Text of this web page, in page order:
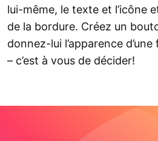
lui-même, le texte et l’icône
de la bordure. Créez un
donnez-lui l’apparence
– c’est à vous de décider!